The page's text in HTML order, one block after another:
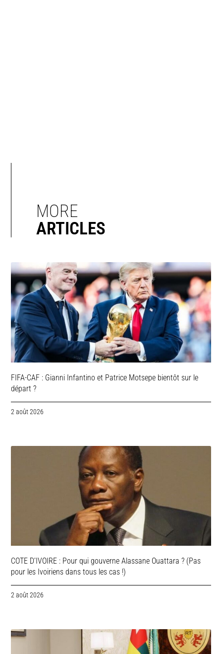
MORE
ARTICLES
FIFA-CAF : Gianni Infantino et Patrice Motsepe bientôt sur le
départ ?
2 août 2026
COTE D’IVOIRE : Pour qui gouverne Alassane Ouattara ? (Pas
pour les Ivoiriens dans tous les cas !)
2 août 2026